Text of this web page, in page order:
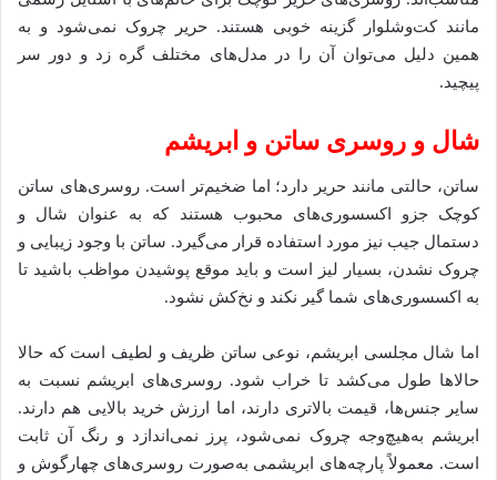
مانند کت‌وشلوار گزینه خوبی هستند. حریر چروک نمی‌شود و به
همین دلیل می‌توان آن را در مدل‌های مختلف گره زد و دور سر
پیچید.
شال و روسری ساتن و ابریشم
ساتن، حالتی مانند حریر دارد؛ اما ضخیم‌تر است. روسری‌های ساتن
کوچک جزو اکسسوری‌های محبوب هستند که به‌ عنوان شال و
دستمال جیب نیز مورد استفاده قرار می‌گیرد. ساتن با وجود زیبایی و
چروک نشدن، بسیار لیز است و باید موقع پوشیدن مواظب باشید تا
به اکسسوری‌های شما گیر نکند و نخ‌کش نشود.
اما شال مجلسی ابریشم، نوعی ساتن ظریف و لطیف است که حالا
حالاها طول می‌کشد تا خراب شود. روسری‌های ابریشم نسبت به
سایر جنس‌ها، قیمت بالاتری دارند، اما ارزش خرید بالایی هم دارند.
ابریشم به‌هیچ‌وجه چروک نمی‌شود، پرز نمی‌اندازد و رنگ آن ثابت
است. معمولاً پارچه‌های ابریشمی به‌صورت روسری‌های چهارگوش و